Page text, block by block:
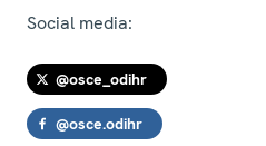
Social media:
@osce_odihr
@osce.odihr